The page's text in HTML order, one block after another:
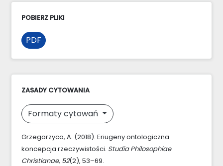
POBIERZ PLIKI
PDF
ZASADY CYTOWANIA
Formaty cytowań
Grzegorzyca, A. (2018). Eriugeny ontologiczna
koncepcja rzeczywistości. Studia Philosophiae
Christianae, 52(2), 53–69.